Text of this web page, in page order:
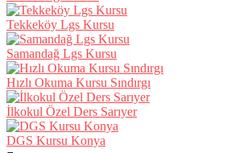
Tekkeköy Lgs Kursu
Samandağ Lgs Kursu
Hızlı Okuma Kursu Sındırgı
İlkokul Özel Ders Sarıyer
DGS Kursu Konya